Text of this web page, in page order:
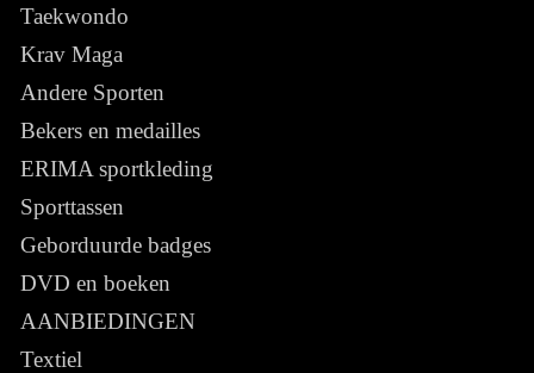
Taekwondo
Krav Maga
Andere Sporten
Bekers en medailles
ERIMA sportkleding
Sporttassen
Geborduurde badges
DVD en boeken
AANBIEDINGEN
Textiel